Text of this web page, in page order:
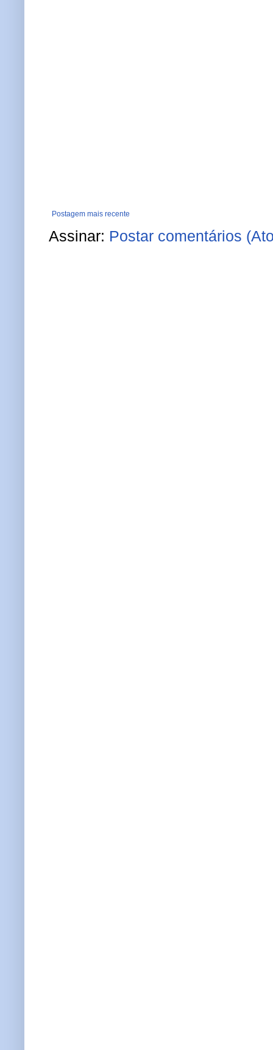
Postagem mais recente
Assinar: Postar comentários